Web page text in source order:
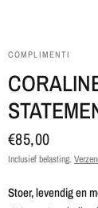
COMPLIMENTI
€85,00
Inclusief belasting.
Stoer, levendig en